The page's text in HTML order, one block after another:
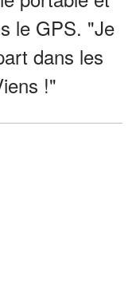
le GPS. "Je
dans les
!"